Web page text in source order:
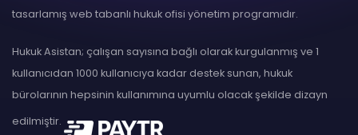
tasarlamış web tabanlı hukuk ofisi yönetim programıdır.
Hukuk Asistan; çalışan sayısına bağlı olarak kurgulanmış ve 1
kullanıcıdan 1000 kullanıcıya kadar destek sunan, hukuk
bürolarının hepsinin kullanımına uyumlu olacak şekilde dizayn
edilmiştir.